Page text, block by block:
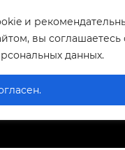
и
вы соглашаетесь
данных.